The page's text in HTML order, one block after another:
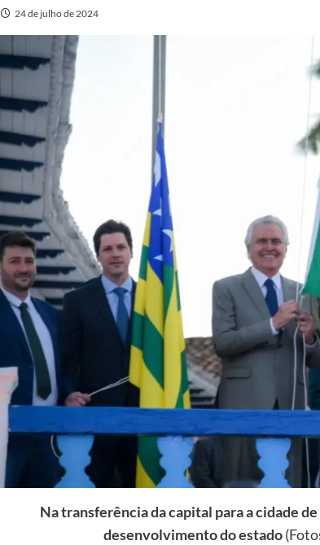
24 de julho de 2024
Na transferência da capital para a cidade
desenvolvimento do estado